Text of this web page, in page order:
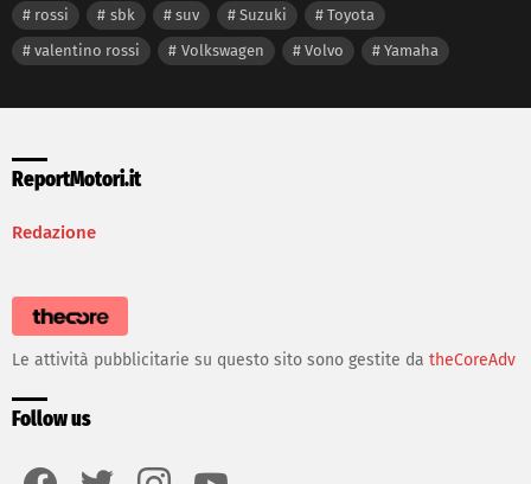
rossi
sbk suv Suzuki
Toyota
valentino rossi
Volkswagen Volvo Yamaha
ReportMotori.it
Redazione
Le attività pubblicitarie su questo sito sono gestite da theCoreAdv
Follow us